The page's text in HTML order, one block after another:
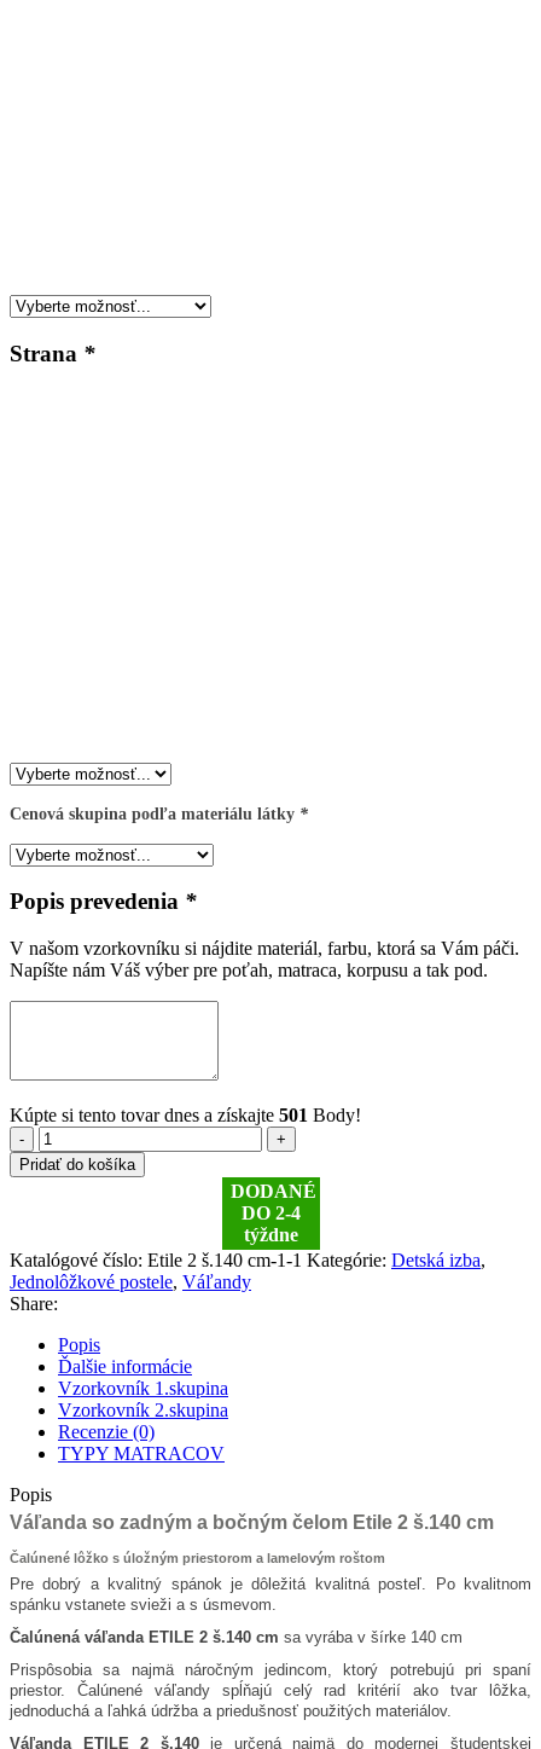
Strana *
Cenová skupina podľa materiálu látky *
Popis prevedenia *
V našom vzorkovníku si nájdite materiál, farbu, ktorá sa Vám páči.
Napíšte nám Váš výber pre poťah, matraca, korpusu a tak pod.
Kúpte si tento tovar dnes a získajte 501 Body!
množstvo
Etile
200
cm)
Pridať do košíka
DODANÉ
DO 2-4
týždne
Katalógové číslo: Etile 2 š.140 cm-1-1 Kategórie: Detská izba,
Jednolôžkové postele, Váľandy
Share:
Popis
Ďalšie informácie
Vzorkovník 1.skupina
Vzorkovník 2.skupina
Recenzie (0)
TYPY MATRACOV
Popis
Váľanda so zadným a bočným čelom Etile 2 š.140 cm
Čalúnené lôžko s úložným priestorom a lamelovým roštom
Pre dobrý a kvalitný spánok je dôležitá kvalitná posteľ. Po kvalitnom
spánku vstanete svieži a s úsmevom.
Čalúnená váľanda ETILE 2 š.140 cm sa vyrába v šírke 140 cm
Prispôsobia sa najmä náročným jedincom, ktorý potrebujú pri spaní
priestor. Čalúnené váľandy spĺňajú celý rad kritérií ako tvar lôžka,
jednoduchá a ľahká údržba a priedušnosť použitých materiálov.
Váľanda ETILE 2 š.140je určená najmä do modernej študentskej